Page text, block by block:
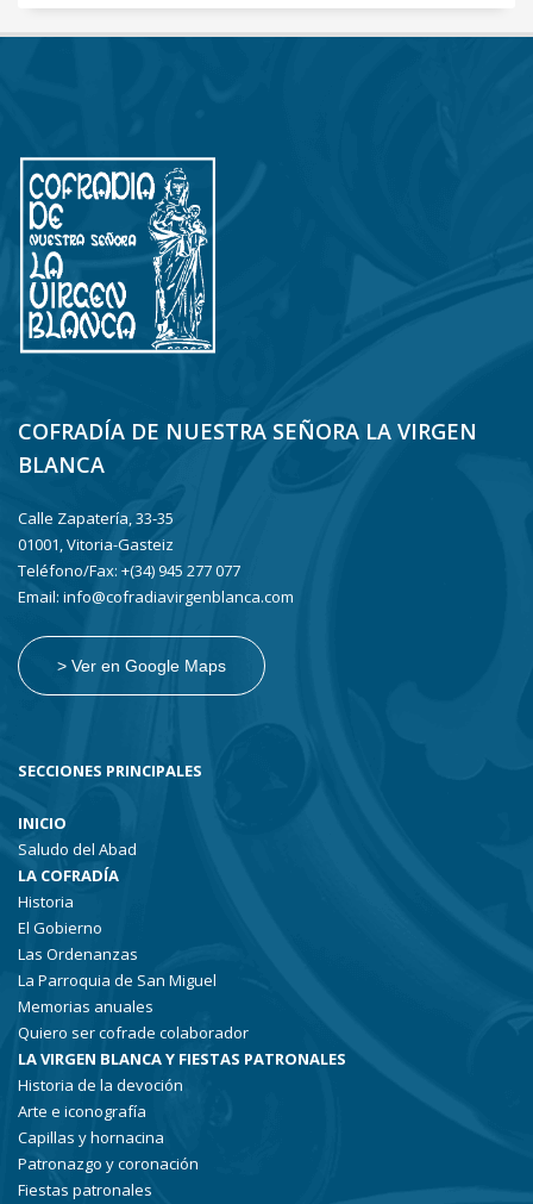
COFRADÍA DE NUESTRA SEÑORA LA VIRGEN
BLANCA
Calle Zapatería, 33-35
01001, Vitoria-Gasteiz
Teléfono/Fax: +(34) 945 277 077
Email: info@cofradiavirgenblanca.com
> Ver en Google Maps
SECCIONES PRINCIPALES
INICIO
Saludo del Abad
LA COFRADÍA
Historia
El Gobierno
Las Ordenanzas
La Parroquia de San Miguel
Memorias anuales
Quiero ser cofrade colaborador
LA VIRGEN BLANCA Y FIESTAS PATRONALES
Historia de la devoción
Arte e iconografía
Capillas y hornacina
Patronazgo y coronación
Fiestas patronales